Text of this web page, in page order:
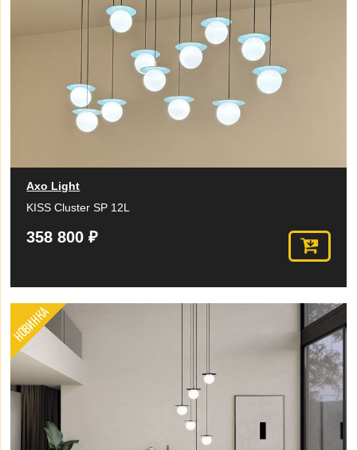
Axo Light
KISS Cluster SP 12L
358 800 ₽
НОВИНКА